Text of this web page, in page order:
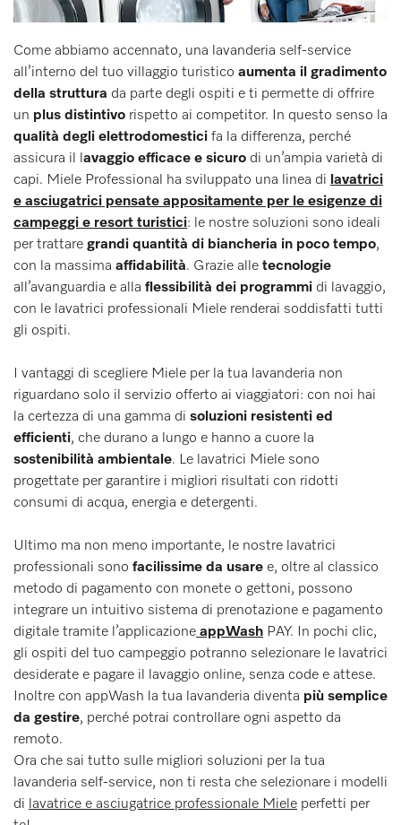
Come abbiamo accennato, una lavanderia self-service
all’interno del tuo villaggio turistico aumenta il gradimento
della struttura da parte degli ospiti e ti permette di offrire
un plus distintivo rispetto ai competitor. In questo senso la
qualità degli elettrodomestici fa la differenza, perché
assicura il lavaggio efficace e sicuro di un’ampia varietà di
capi. Miele Professional ha sviluppato una linea di lavatrici
e asciugatrici pensate appositamente per le esigenze di
campeggi e resort turistici: le nostre soluzioni sono ideali
per trattare grandi quantità di biancheria in poco tempo,
con la massima affidabilità. Grazie alle tecnologie
all’avanguardia e alla flessibilità dei programmi di lavaggio,
con le lavatrici professionali Miele renderai soddisfatti tutti
gli ospiti.
I vantaggi di scegliere Miele per la tua lavanderia non
riguardano solo il servizio offerto ai viaggiatori: con noi hai
la certezza di una gamma di soluzioni resistenti ed
efficienti, che durano a lungo e hanno a cuore la
sostenibilità ambientale. Le lavatrici Miele sono
progettate per garantire i migliori risultati con ridotti
consumi di acqua, energia e detergenti.
Ultimo ma non meno importante, le nostre lavatrici
professionali sono facilissime da usare e, oltre al classico
metodo di pagamento con monete o gettoni, possono
integrare un intuitivo sistema di prenotazione e pagamento
digitale tramite l’applicazione appWash PAY. In pochi clic,
gli ospiti del tuo campeggio potranno selezionare le lavatrici
desiderate e pagare il lavaggio online, senza code e attese.
Inoltre con appWash la tua lavanderia diventa più semplice
da gestire, perché potrai controllare ogni aspetto da
remoto.
Ora che sai tutto sulle migliori soluzioni per la tua
lavanderia self-service, non ti resta che selezionare i modelli
di lavatrice e asciugatrice professionale Miele perfetti per